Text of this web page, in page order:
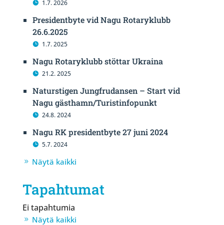
1.7. 2026
Presidentbyte vid Nagu Rotaryklubb
26.6.2025
1.7. 2025
Nagu Rotaryklubb stöttar Ukraina
21.2. 2025
Naturstigen Jungfrudansen – Start vid
Nagu gästhamn/Turistinfopunkt
24.8. 2024
Nagu RK presidentbyte 27 juni 2024
5.7. 2024
Näytä kaikki
Tapahtumat
Ei tapahtumia
Näytä kaikki